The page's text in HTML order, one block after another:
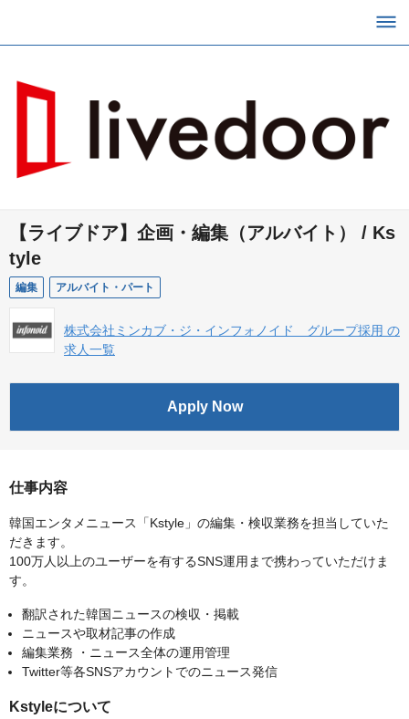
【ライブドア】企画・編集（アルバイト） / Ks
tyle
編集 アルバイト・パート
株式会社ミンカブ・ジ・インフォノイド グループ採用 の
求人一覧
Apply Now
仕事内容
韓国エンタメニュース「Kstyle」の編集・検収業務を担当していた
だきます。
100万人以上のユーザーを有するSNS運用まで携わっていただけま
す。
翻訳された韓国ニュースの検収・掲載
ニュースや取材記事の作成
編集業務 ・ニュース全体の運用管理
Twitter等各SNSアカウントでのニュース発信
Kstyleについて